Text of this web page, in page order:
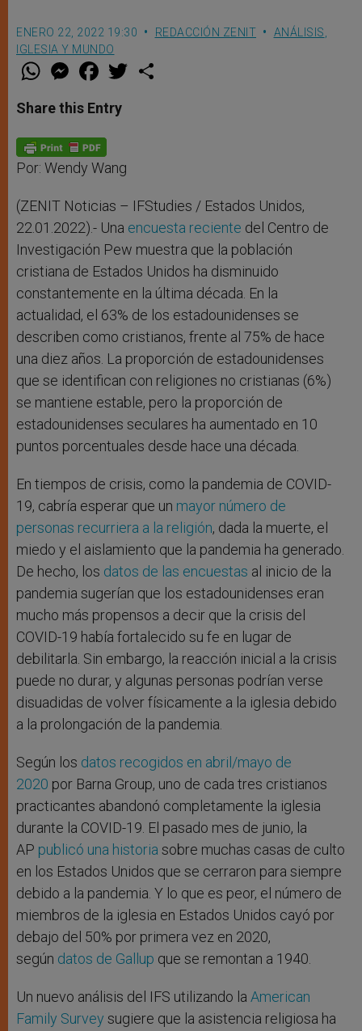
ENERO 22, 2022 19:30 REDACCIÓN ZENIT ANÁLISIS
IGLESIA Y MUNDO
W
t
s
p
p
M
e
s
e
g
e
r
F
a
e
b
o
k
w
Share this Entry
Por: Wendy Wang
(ZENIT Noticias – IFStudies / Estados Unidos,
22.01.2022).- Una encuesta reciente del Centro de
Investigación Pew muestra que la población
cristiana de Estados Unidos ha disminuido
constantemente en la última década. En la
actualidad, el 63% de los estadounidenses se
describen como cristianos, frente al 75% de hace
una diez años. La proporción de estadounidenses
que se identifican con religiones no cristianas (6%)
se mantiene estable, pero la proporción de
estadounidenses seculares ha aumentado en 10
puntos porcentuales desde hace una década.
En tiempos de crisis, como la pandemia de COVID-
19, cabría esperar que un mayor número de
personas recurriera a la religión, dada la muerte, el
miedo y el aislamiento que la pandemia ha generado.
De hecho, los datos de las encuestas al inicio de la
pandemia sugerían que los estadounidenses eran
mucho más propensos a decir que la crisis del
COVID-19 había fortalecido su fe en lugar de
debilitarla. Sin embargo, la reacción inicial a la crisis
puede no durar, y algunas personas podrían verse
disuadidas de volver físicamente a la iglesia debido
a la prolongación de la pandemia.
Según los datos recogidos en abril/mayo de
2020 por Barna Group, uno de cada tres cristianos
practicantes abandonó completamente la iglesia
durante la COVID-19. El pasado mes de junio, la
AP publicó una historia sobre muchas casas de culto
en los Estados Unidos que se cerraron para siempre
debido a la pandemia. Y lo que es peor, el número de
miembros de la iglesia en Estados Unidos cayó por
debajo del 50% por primera vez en 2020,
según datos de Gallup que se remontan a 1940.
Un nuevo análisis del IFS utilizando la American
Family Survey sugiere que la asistencia religiosa ha